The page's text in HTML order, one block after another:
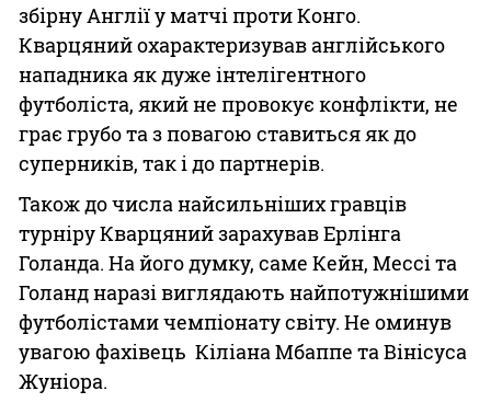
збірну Англії у матчі проти Конго.
Кварцяний охарактеризував англійського
нападника як дуже інтелігентного
футболіста, який не провокує конфлікти, не
грає грубо та з повагою ставиться як до
суперників, так і до партнерів.
Також до числа найсильніших гравців
турніру Кварцяний зарахував Ерлінга
Голанда. На його думку, саме Кейн, Мессі та
Голанд наразі виглядають найпотужнішими
футболістами чемпіонату світу. Не оминув
увагою фахівець Кіліана Мбаппе та Вінісуса
Жуніора.